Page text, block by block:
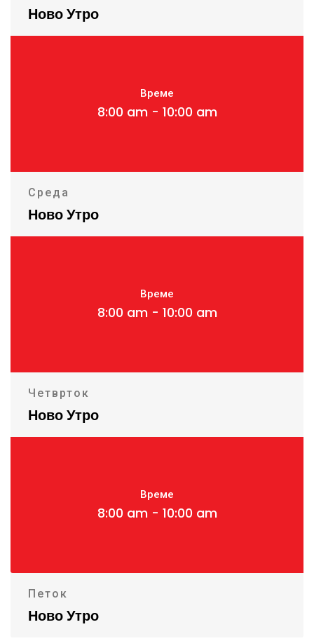
Ново Утро
Време
8:00 am - 10:00 am
Среда
Ново Утро
Време
8:00 am - 10:00 am
Четврток
Ново Утро
Време
8:00 am - 10:00 am
Петок
Ново Утро